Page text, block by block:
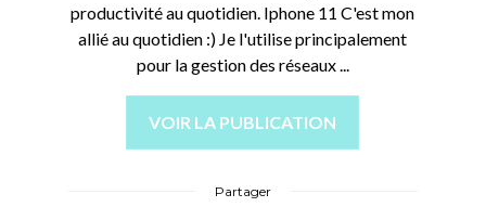
productivité au quotidien. Iphone 11 C'est mon
allié au quotidien :) Je l'utilise principalement
pour la gestion des réseaux ...
VOIR LA PUBLICATION
Partager